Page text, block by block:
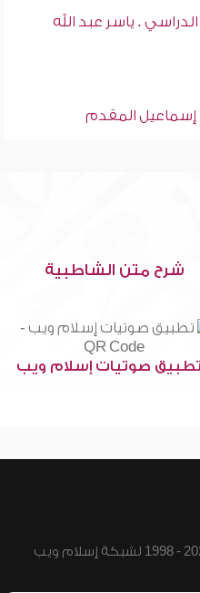
. ياسر عبد الله
شرح متن الشاطبية
صوتيات إسلام ويب